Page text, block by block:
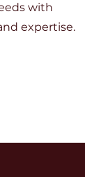
with
expertise.